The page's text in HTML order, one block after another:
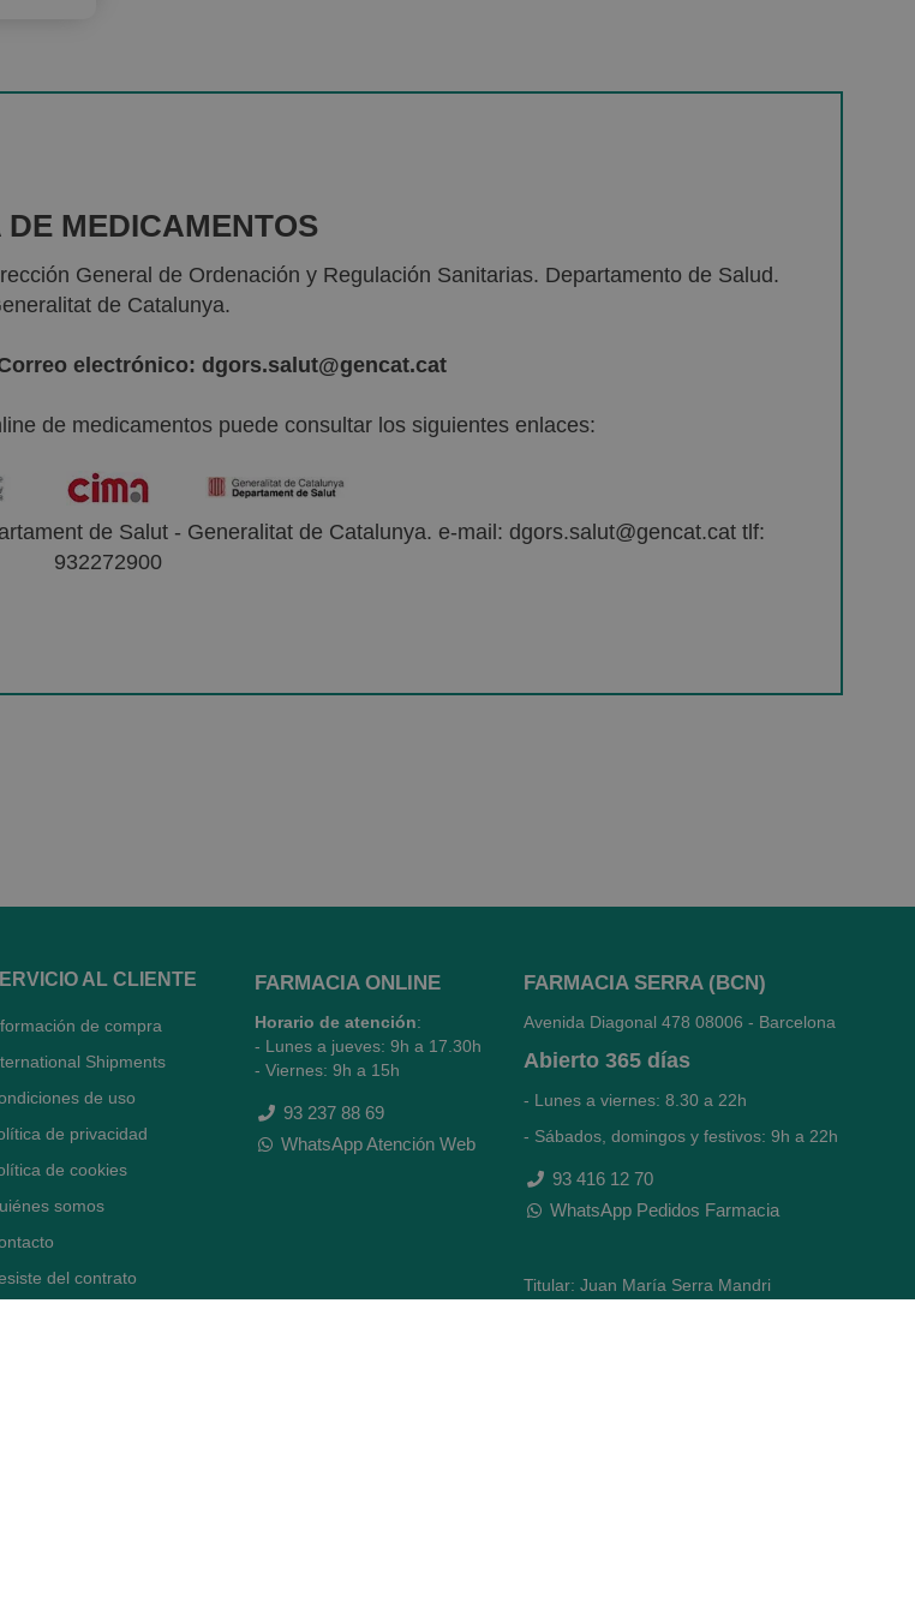
DE MEDICAMENTOS
General de Ordenación y Regulación Sanitarias. Departamento de Salud.
de Catalunya.
electrónico: dgors.salut@gencat.cat
de medicamentos puede consultar los siguientes enlaces:
de Salut - Generalitat de Catalunya. e-mail: dgors.salut@gencat.cat tlf:
932272900
AL CLIENTE
de compra
Shipments
de uso
de privacidad
de cookies
somos
del contrato
FARMACIA ONLINE
Horario de atención:
- Lunes a jueves: 9h a 17.30h
- Viernes: 9h a 15h
93 237 88 69
WhatsApp Atención Web
FARMACIA SERRA (BCN)
Avenida Diagonal 478 08006 - Barcelona
Abierto 365 días
- Lunes a viernes: 8.30 a 22h
- Sábados, domingos y festivos: 9h a 22h
93 416 12 70
WhatsApp Pedidos Farmacia
Titular: Juan María Serra Mandri